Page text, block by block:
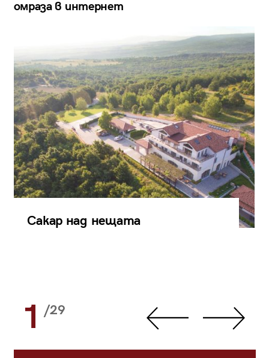
омраза в интернет
Сакар над нещата
1 /29